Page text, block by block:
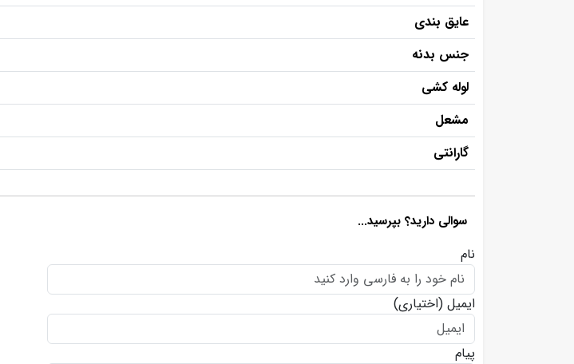
عایق بندی
جنس بدنه
لوله کشی
مشعل
گارانتی
سوالی دارید؟ بپرسید...
نام
ایمیل (اختیاری)
پیام